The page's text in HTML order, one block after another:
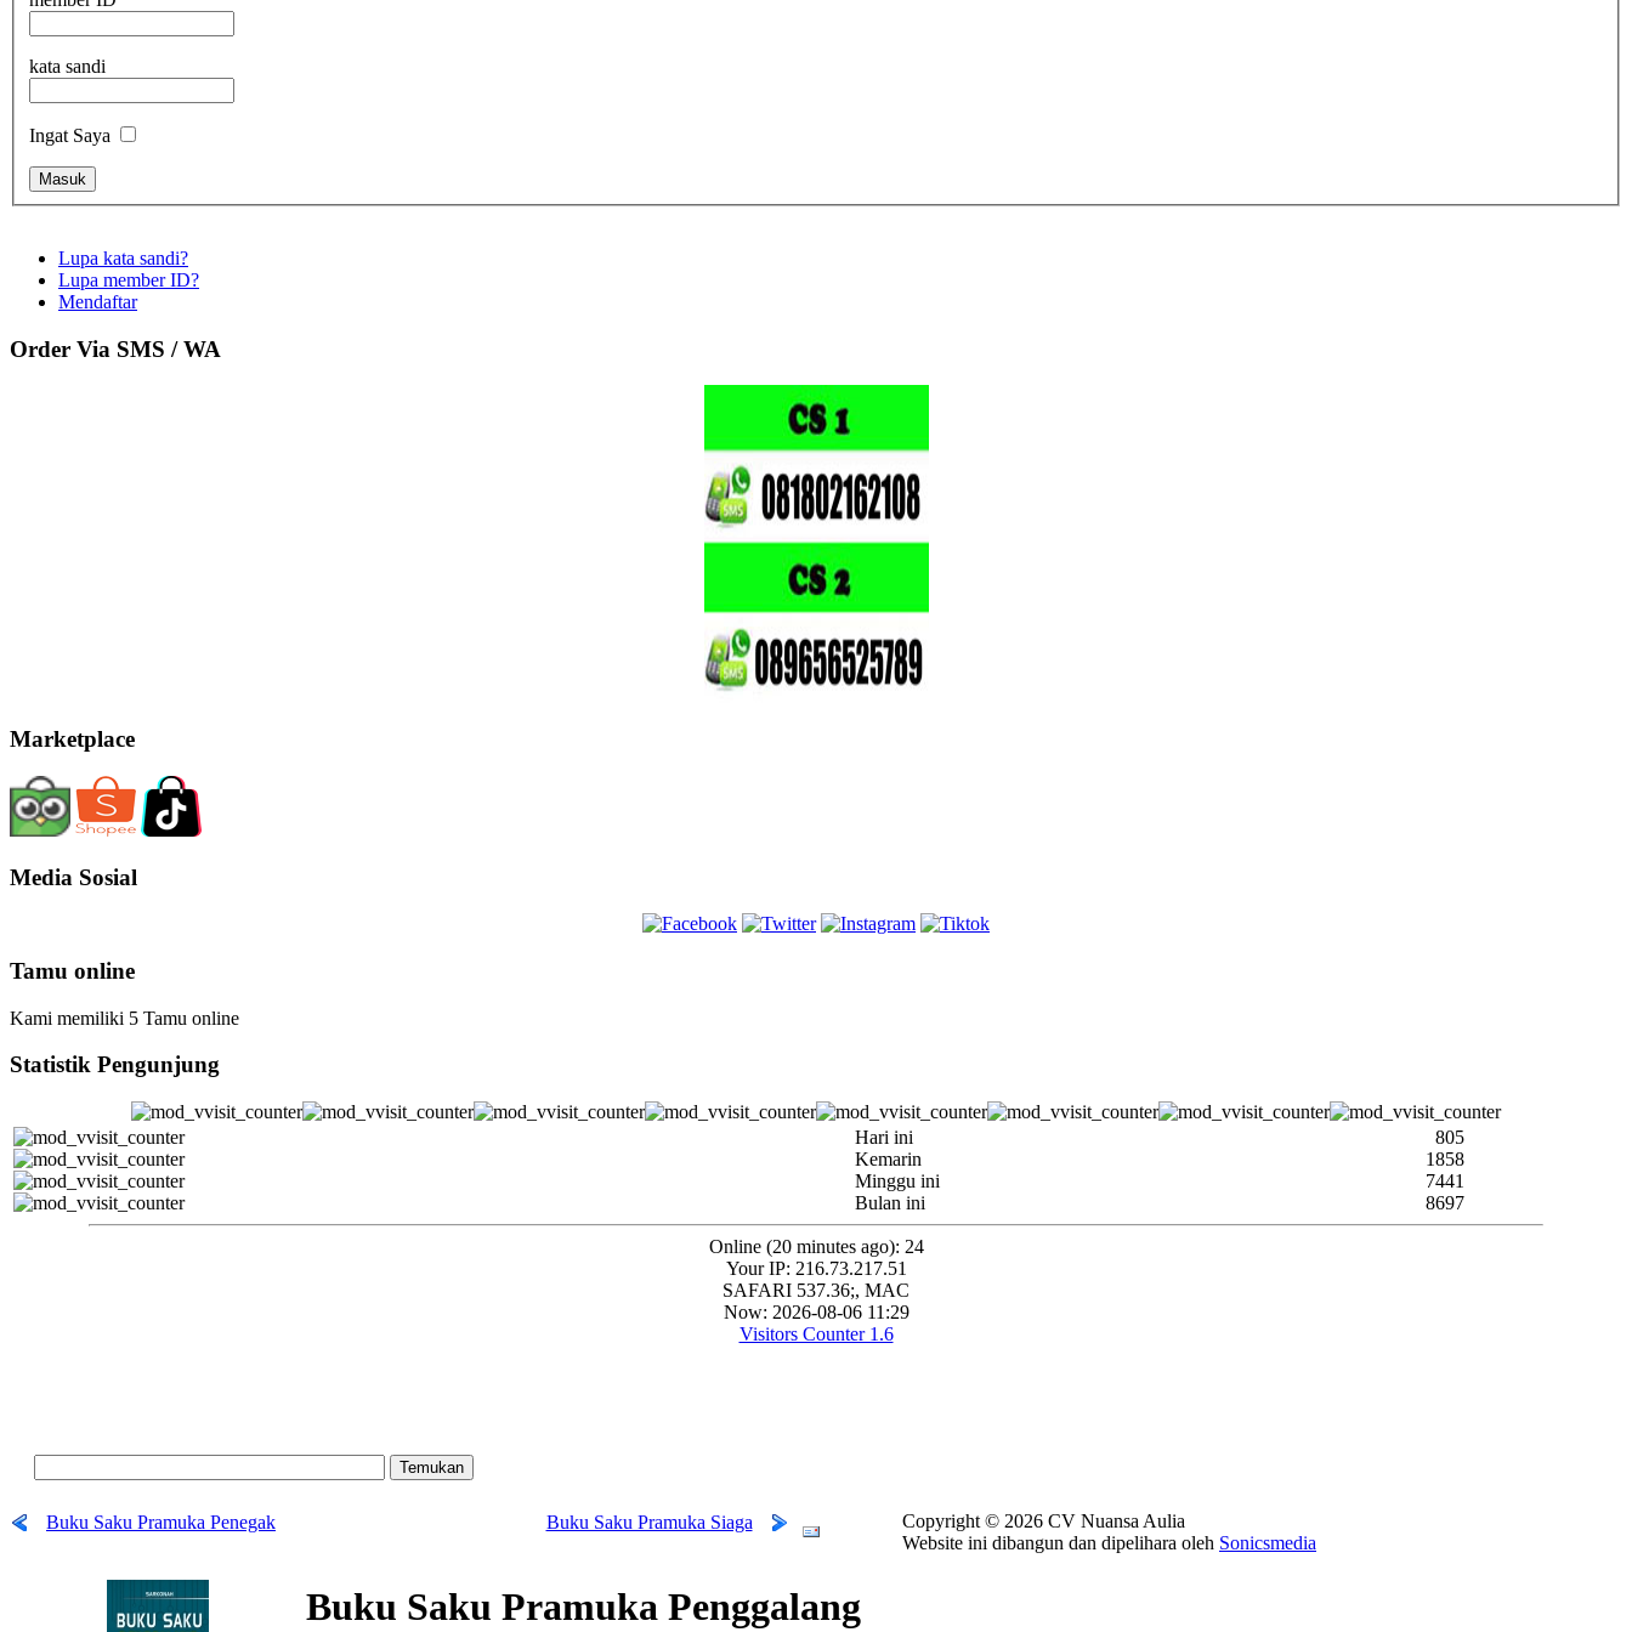
kata sandi
Ingat Saya
Lupa kata sandi?
Lupa member ID?
Mendaftar
Order Via SMS / WA
Marketplace
Media Sosial
Tamu online
Kami memiliki 5 Tamu online
Statistik Pengunjung
Hari ini
805
Kemarin
1858
Minggu ini
7441
Bulan ini
8697
Online (20 minutes ago): 24
Your IP: 216.73.217.51
SAFARI 537.36;, MAC
Now: 2026-08-06 11:29
Visitors Counter 1.6
Buku Saku Pramuka Penegak Buku Saku Pramuka Siaga
Buku Saku Pramuka Penggalang
Copyright © 2026 CV Nuansa Aulia
Website ini dibangun dan dipelihara oleh Sonicsmedia